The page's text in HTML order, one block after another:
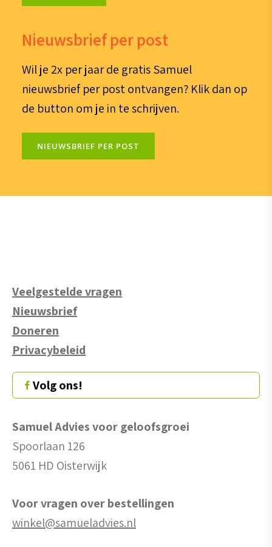
Nieuwsbrief per post
Wil je 2x per jaar de gratis Samuel
nieuwsbrief per post ontvangen? Klik dan op
de button om je in te schrijven.
NIEUWSBRIEF PER POST
Veelgestelde vragen
Nieuwsbrief
Doneren
Privacybeleid
Volg ons!
Samuel Advies voor geloofsgroei
Spoorlaan 126
5061 HD Oisterwijk
Voor vragen over bestellingen
winkel@samueladvies.nl